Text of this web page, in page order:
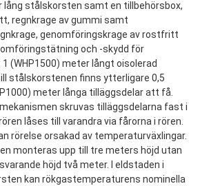
lång stålskorsten samt en tillbehörsbox,
regnkrage av gummi samt
genomföringskrage av rostfritt
och -skydd för
(WHP1500) meter långt oisolerad
stålskorstenen finns ytterligare 0,5
meter långa tilläggsdelar att få.
skruvas tilläggsdelarna fast i
låses till varandra via fårorna i rören.
rörelse orsakad av temperaturväxlingar.
monteras upp till tre meters höjd utan
höjd två meter. I eldstaden i
kan rökgastemperaturens nominella